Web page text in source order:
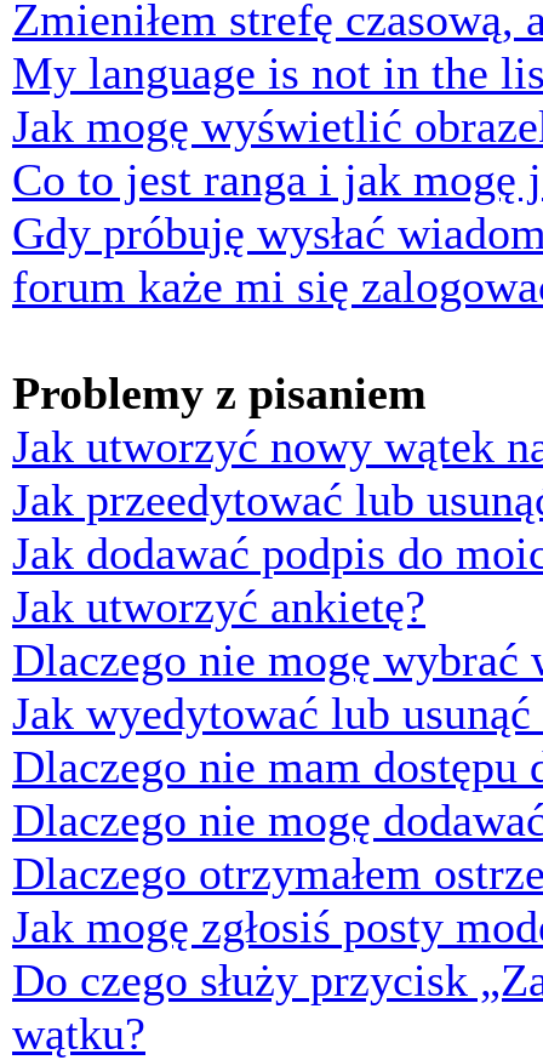
Zmieniłem strefę czasową,
My language is not in the
Jak mogę wyświetlić
Co to jest ranga i jak mogę
Gdy próbuję wysłać
forum każe mi się
Problemy z pisaniem
Jak utworzyć nowy wątek
Jak przeedytować lub
Jak dodawać podpis do
Jak utworzyć ankietę?
Dlaczego nie mogę wybrać
Jak wyedytować lub usunąć
Dlaczego nie mam dostępu
Dlaczego nie mogę
Dlaczego otrzymałem
Jak mogę zgłosiś posty
Do czego służy przycisk
wątku?